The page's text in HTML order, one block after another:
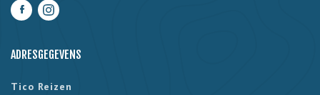
ADRESGEGEVENS
Tico Reizen